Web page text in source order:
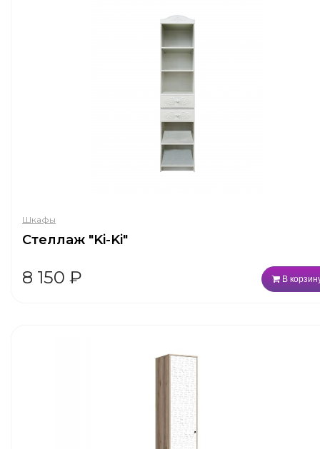
Шкафы
Стеллаж "Ki-Ki"
8 150 ₽ В